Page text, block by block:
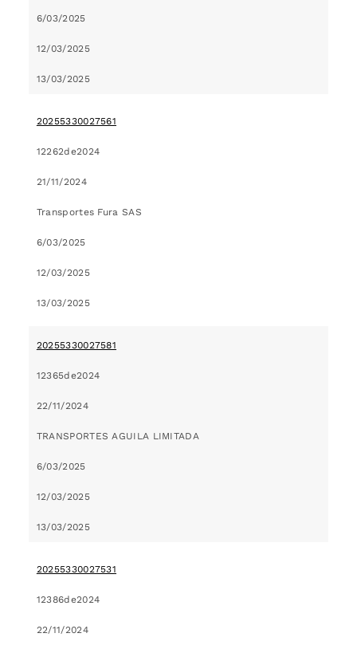
6/03/2025
12/03/2025
13/03/2025
20255330027561
12262de2024
21/11/2024
Transportes Fura SAS
6/03/2025
12/03/2025
13/03/2025
20255330027581
12365de2024
22/11/2024
TRANSPORTES AGUILA LIMITADA
6/03/2025
12/03/2025
13/03/2025
20255330027531
12386de2024
22/11/2024